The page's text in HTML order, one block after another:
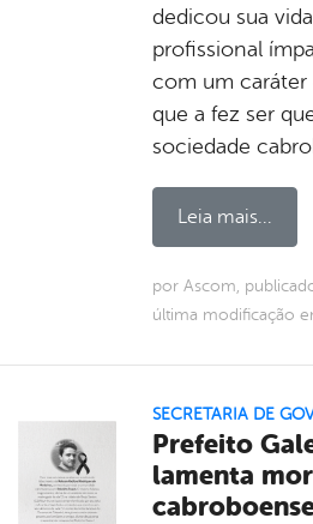
dedicou sua
profissional
com um caráter
que a fez ser
sociedade
Leia mais...
por Ascom,
última modificação
SECRETARIA DE
Prefeito
lamenta